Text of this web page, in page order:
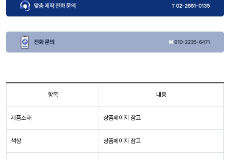
항목 내용
제품소재 상품페이지 참고
색상 상품페이지 참고